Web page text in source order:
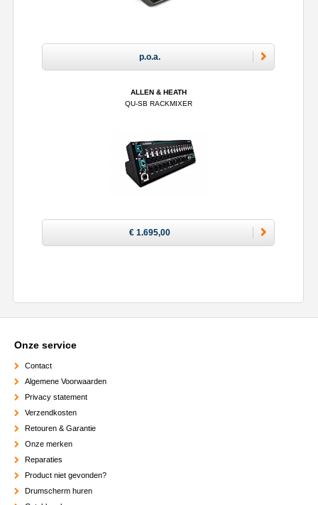
p.o.a.
ALLEN & HEATH
QU-SB RACKMIXER
€ 1.695,00
Onze service
Contact
Algemene Voorwaarden
Privacy statement
Verzendkosten
Retouren & Garantie
Onze merken
Reparaties
Product niet gevonden?
Drumscherm huren